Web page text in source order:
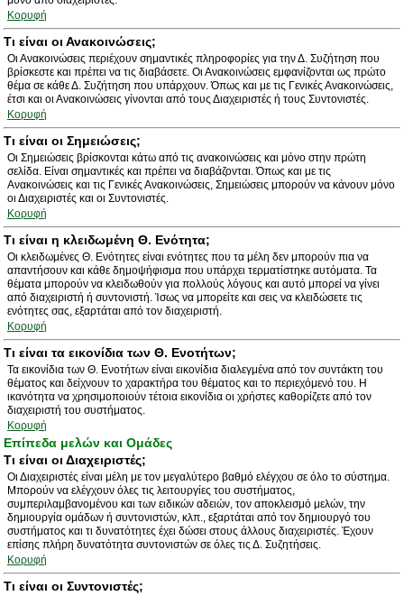
Κορυφή
Τι είναι οι Ανακοινώσεις;
Οι Ανακοινώσεις περιέχουν σημαντικές πληροφορίες για την Δ. Συζήτηση που
βρίσκεστε και πρέπει να τις διαβάσετε. Οι Ανακοινώσεις εμφανίζονται ως πρώτο
θέμα σε κάθε Δ. Συζήτηση που υπάρχουν. Όπως και με τις Γενικές Ανακοινώσεις,
έτσι και οι Ανακοινώσεις γίνονται από τους Διαχειριστές ή τους Συντονιστές.
Κορυφή
Τι είναι οι Σημειώσεις;
Οι Σημειώσεις βρίσκονται κάτω από τις ανακοινώσεις και μόνο στην πρώτη
σελίδα. Είναι σημαντικές και πρέπει να διαβάζονται. Όπως και με τις
Ανακοινώσεις και τις Γενικές Ανακοινώσεις, Σημειώσεις μπορούν να κάνουν μόνο
οι Διαχειριστές και οι Συντονιστές.
Κορυφή
Τι είναι η κλειδωμένη Θ. Ενότητα;
Οι κλειδωμένες Θ. Ενότητες είναι ενότητες που τα μέλη δεν μπορούν πια να
απαντήσουν και κάθε δημοψήφισμα που υπάρχει τερματίστηκε αυτόματα. Τα
θέματα μπορούν να κλειδωθούν για πολλούς λόγους και αυτό μπορεί να γίνει
από διαχειριστή ή συντονιστή. Ίσως να μπορείτε και σεις να κλειδώσετε τις
ενότητες σας, εξαρτάται από τον διαχειριστή.
Κορυφή
Τι είναι τα εικονίδια των Θ. Ενοτήτων;
Τα εικονίδια των Θ. Ενοτήτων είναι εικονίδια διαλεγμένα από τον συντάκτη του
θέματος και δείχνουν το χαρακτήρα του θέματος και το περιεχόμενό του. Η
ικανότητα να χρησιμοποιούν τέτοια εικονίδια οι χρήστες καθορίζετε από τον
διαχειριστή του συστήματος.
Κορυφή
Επίπεδα μελών και Ομάδες
Τι είναι οι Διαχειριστές;
Οι Διαχειριστές είναι μέλη με τον μεγαλύτερο βαθμό ελέγχου σε όλο το σύστημα.
Μπορούν να ελέγχουν όλες τις λειτουργίες του συστήματος,
συμπεριλαμβανομένου και των ειδικών αδειών, τον αποκλεισμό μελών, την
δημιουργία ομάδων ή συντονιστών, κλπ., εξαρτάται από τον δημιουργό του
συστήματος και τι δυνατότητες έχει δώσει στους άλλους διαχειριστές. Έχουν
επίσης πλήρη δυνατότητα συντονιστών σε όλες τις Δ. Συζητήσεις.
Κορυφή
Τι είναι οι Συντονιστές;